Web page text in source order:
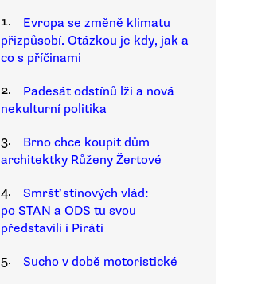
1.
Evropa se změně klimatu
přizpůsobí. Otázkou je kdy, jak a
co s příčinami
2.
Padesát odstínů lži a nová
nekulturní politika
3.
Brno chce koupit dům
architektky Růženy Žertové
4.
Smršť stínových vlád:
po STAN a ODS tu svou
představili i Piráti
5.
Sucho v době motoristické